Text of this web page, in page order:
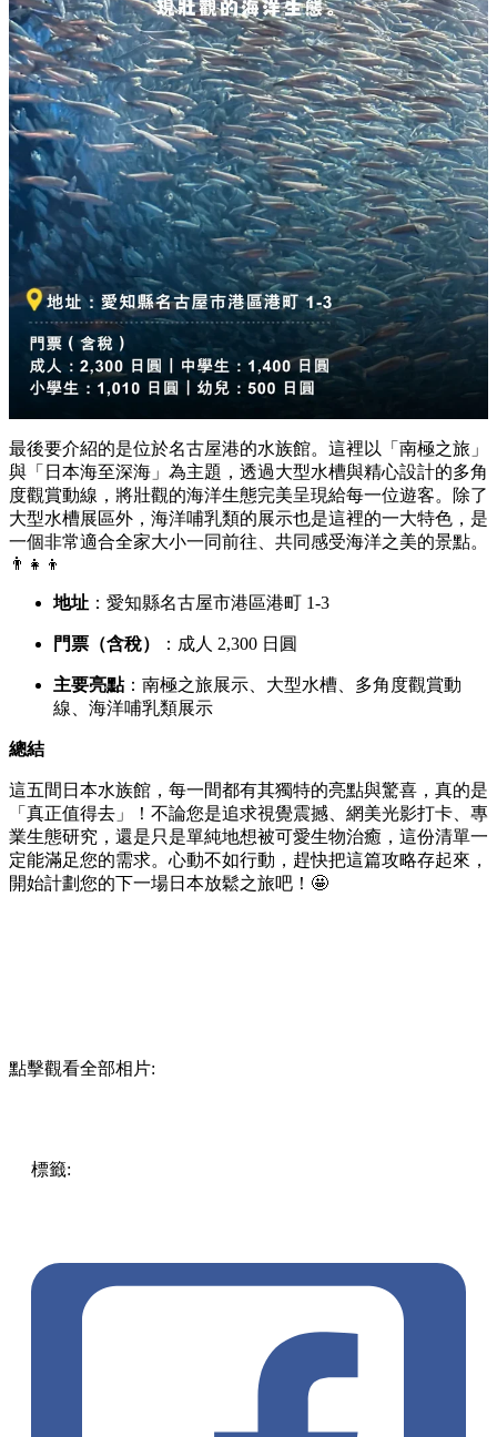
最後要介紹的是位於名古屋港的水族館。 這裡以「南極之旅」
與「日本海至深海」為主題， 透過大型水槽與精心設計的多角
度觀賞動線， 將壯觀的海洋生態完美呈現給每一位遊客。
除了
大型水槽展區外， 海洋哺乳類的展示也是這裡的一大特色， 是
一個非常適合全家大小一同前往、 共同感受海洋之美的景點。
👨‍👧‍👦
地址 ：愛知縣名古屋市港區港町 1-3
門票（含稅） ：成人 2,300 日圓
主要亮點：南極之旅展示、 大型水槽、 多角度觀賞動
線、 海洋哺乳類展示
總結
這五間日本水族館， 每一間都有其獨特的亮點與驚喜， 真的是
「真正值得去」！不論您是追求視覺震撼、 網美光影打卡、 專
業生態研究， 還是只是單純地想被可愛生物治癒， 這份清單一
定能滿足您的需求。 心動不如行動， 趕快把這篇攻略存起來，
開始計劃您的下一場日本放鬆之旅吧！🤩
點擊觀看全部相片:
標籤: